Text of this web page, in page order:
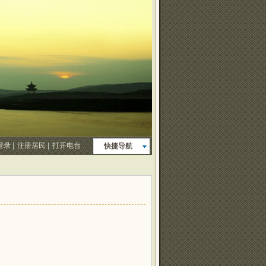
快捷导航
录 | 注册居民 | 打开电台